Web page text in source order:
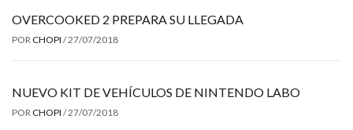
OVERCOOKED 2 PREPARA SU LLEGADA
POR CHOPI /27/07/2018
NUEVO KIT DE VEHÍCULOS DE NINTENDO LABO
POR CHOPI /27/07/2018